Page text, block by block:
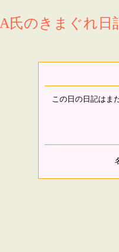
A氏のきまぐれ日
この日の日記はま